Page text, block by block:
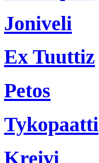
Joniveli
Ex Tuuttiz
Petos
Tykopaatti
Kreivi